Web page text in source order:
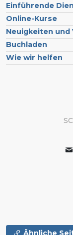
Einführende
Online-Kurse
Neuigkeiten und
Buchladen
Wie wir helfen
Ähnliche